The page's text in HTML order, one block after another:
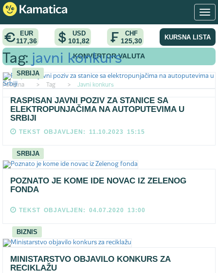
EUR
117,36
USD
101,82
CHF
125,30 KURSNA LISTA
KONVERTOR VALUTA
Pocetna > Tag > Javni konkurs
Tag: javni konkurs
SRBIJA
RASPISAN JAVNI POZIV ZA STANICE SA
ELEKTROPUNJAČIMA NA AUTOPUTEVIMA U
SRBIJI
TEKST OBJAVLJEN: 11.10.2023 15:15
SRBIJA
POZNATO JE KOME IDE NOVAC IZ ZELENOG
FONDA
TEKST OBJAVLJEN: 04.07.2020 13:00
BIZNIS
MINISTARSTVO OBJAVILO KONKURS ZA
RECIKLAŽU